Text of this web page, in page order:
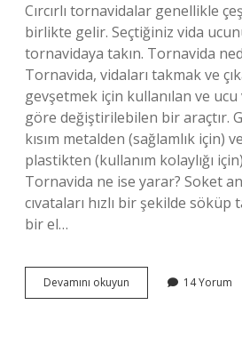
Cırcırlı tornavidalar genellikle
birlikte gelir. Seçtiğiniz vida ucunu
tornavidaya takın. Tornavida
Tornavida, vidaları takmak ve
gevşetmek için kullanılan ve ucu
göre değiştirilebilen bir araçtır.
kısım metalden (sağlamlık için)
plastikten (kullanım kolaylığı
Tornavida ne ise yarar? Soket
cıvataları hızlı bir şekilde söküp
bir el…
Devamını okuyun
Tornavida
14 Yorum